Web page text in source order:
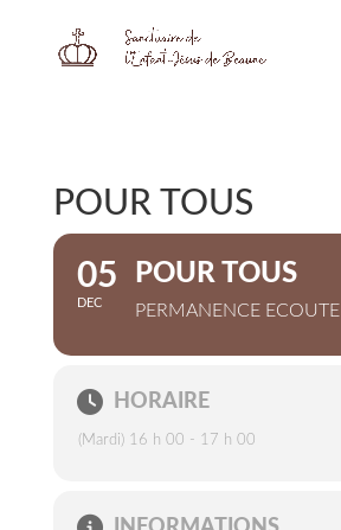
POUR TOUS
05
DEC
POUR TOUS
PERMANENCE ECOUTE
HORAIRE
(Mardi) 16 h 00 - 17 h 00